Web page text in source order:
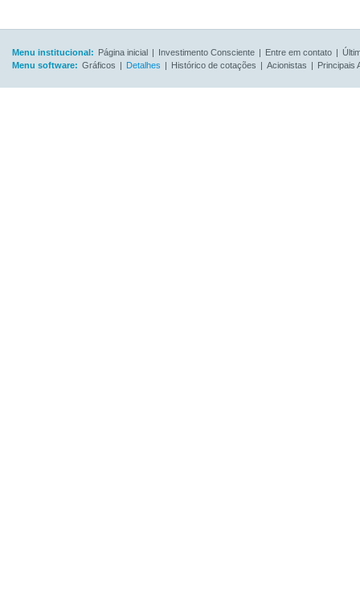
Menu institucional: Página inicial | Investimento Consciente | Entre em contato |
Menu software: Gráficos | Detalhes | Histórico de cotações | Acionistas | Principais